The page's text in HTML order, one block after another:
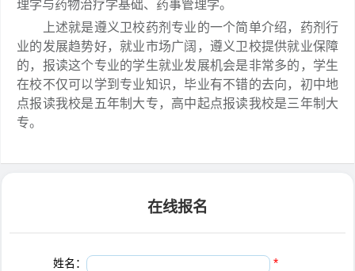
理学与药物治疗学基础、药事管理学。
上述就是遵义卫校药剂专业的一个简单介绍，药剂行
业的发展趋势好，就业市场广阔，遵义卫校提供就业保障
的，报读这个专业的学生就业发展机会是非常多的，学生
在校不仅可以学到专业知识，毕业有不错的去向，初中地
点报读我校是五年制大专，高中起点报读我校是三年制大
专。
在线报名
姓名： *